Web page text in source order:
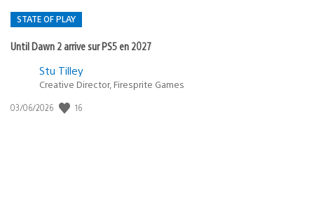
STATE OF PLAY
Until Dawn 2 arrive sur PS5 en 2027
Postée
:
state
Stu Tilley
Creative Director, Firesprite Games
Date
03/06/2026 16